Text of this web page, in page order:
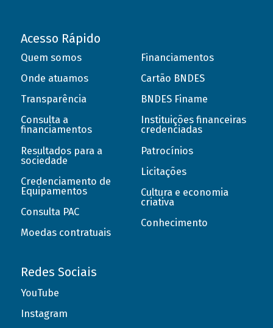
Acesso Rápido
Quem somos
Onde atuamos
Transparência
Consulta a
financiamentos
Resultados para a
sociedade
Credenciamento de
Equipamentos
Consulta PAC
Moedas contratuais
Financiamentos
Cartão BNDES
BNDES Finame
Instituições financeiras
credenciadas
Patrocínios
Licitações
Cultura e economia
criativa
Conhecimento
Redes Sociais
YouTube
Instagram